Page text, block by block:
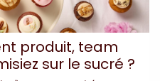
produit, team
sur le sucré ?